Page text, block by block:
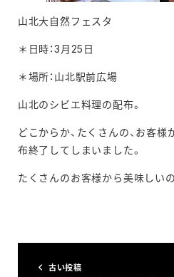
山北大自然フェスタ
＊日時：3月25日
＊場所：山北駅前広場
山北のシビエ料理の配布。
どこからか、たくさんの、お客
布終了してしまいました。
たくさんのお客様から美味しい
古い投稿